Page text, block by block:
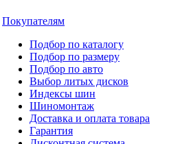
Покупателям
Подбор по каталогу
Подбор по размеру
Подбор по авто
Выбор литых дисков
Индексы шин
Шиномонтаж
Доставка и оплата товара
Гарантия